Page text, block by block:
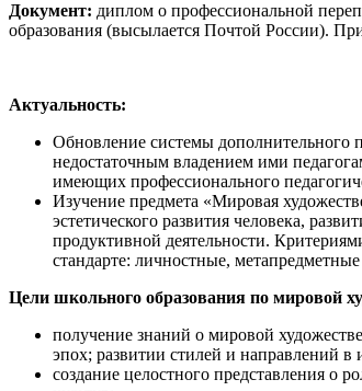
Документ: диплом о профессиональной
образования (высылается Почтой России).
Актуальность:
Обновление системы дополнительного
недостаточным владением ими
имеющих профессионального
Изучение предмета «Мировая
эстетического развития человека,
продуктивной деятельности.
стандарте: личностные,
Цели школьного образования по мировой
получение знаний о мировой
эпох; развитии стилей и направлений в
создание целостного представления о